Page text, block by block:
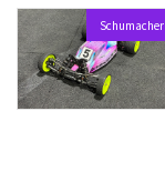
Schumacher